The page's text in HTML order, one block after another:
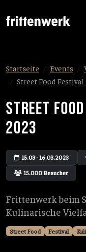
Startseite Events
Street Food
STREET
2023
15.03 - 16.03.2023
15.000 Besucher
Frittenwerk beim
Kulinarische
Street Food Festival